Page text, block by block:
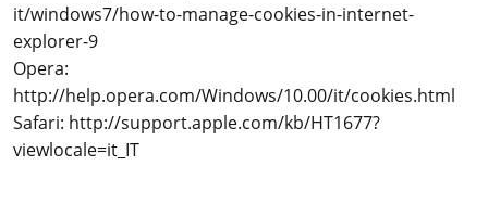
it/windows7/how-to-manage-cookies-in-internet-
explorer-9
Opera:
http://help.opera.com/Windows/10.00/it/cookies.html
Safari: http://support.apple.com/kb/HT1677?
viewlocale=it_IT